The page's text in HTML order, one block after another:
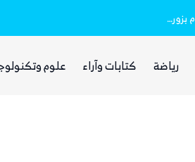
خفر السواحل والبحرية اليمنية ينقذان طاقم سفينة شحن هندية تعرضت لهجوم بزورق مفخخ
رياضة كتابات وآراء علوم